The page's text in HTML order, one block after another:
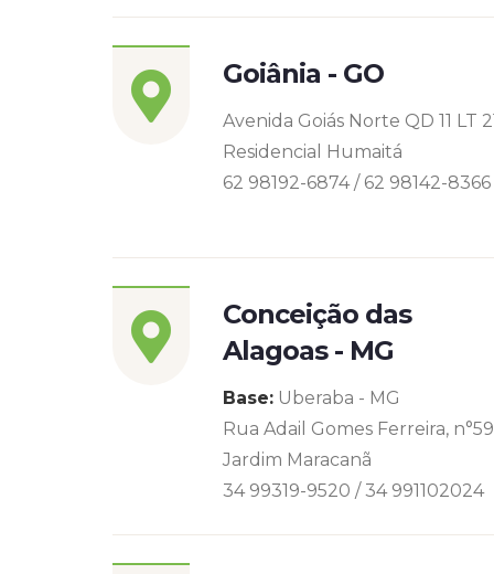
Goiânia - GO
Avenida Goiás Norte QD 11 LT
Residencial Humaitá
62 98192-6874 / 62 98142-8366
Conceição das
Alagoas - MG
Base: Uberaba - MG
Rua Adail Gomes Ferreira,
Jardim Maracanã
34 99319-9520 / 34 991102024